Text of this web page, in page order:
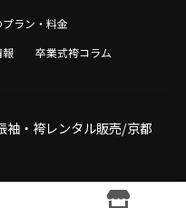
ラン・料金
報 卒業式袴コラム
袖・袴レンタル販売/京都